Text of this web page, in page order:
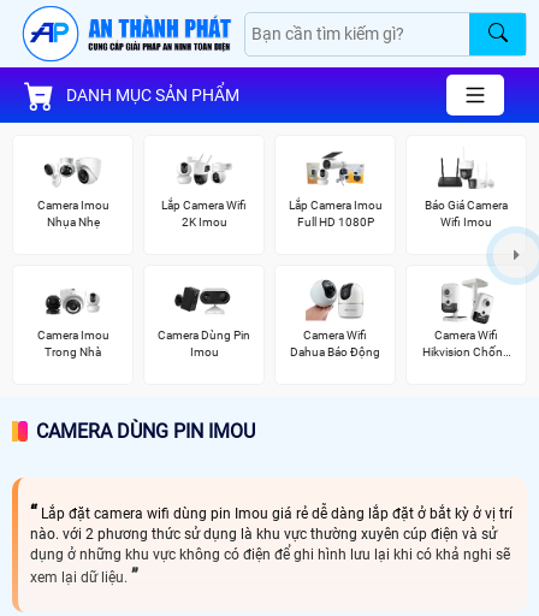
DANH MỤC SẢN PHẨM
Camera Imou
Nhụa Nhẹ
Lắp Camera Wifi
2K Imou
Lắp Camera Imou
Full HD 1080P
Báo Giá Camera
Wifi Imou
Camera Imou
Trong Nhà
Camera Dùng Pin
Imou
Camera Wifi
Dahua Báo Động
Camera Wifi
Hikvision Chống
CAMERA DÙNG PIN IMOU
Lắp đặt camera wifi dùng pin Imou giá rẻ dễ dàng lắp đặt ở bắt kỳ ở vị trí
nào. với 2 phương thức sử dụng là khu vực thường xuyên cúp điện và sử
dụng ở những khu vực không có điện để ghi hình lưu lại khi có khả nghi sẽ
xem lại dữ liệu.